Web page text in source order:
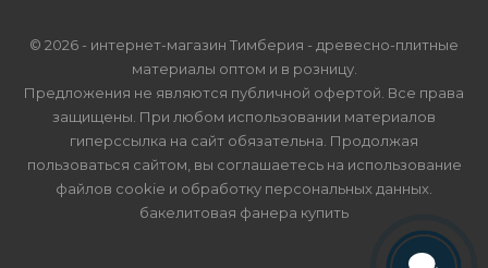
© 2026 - интернет-магазин Тимберия - древесно-плитные
материалы оптом и в розницу.
Предложения не являются публичной офертой. Все права
защищены. При любом использовании материалов
гиперссылка на сайт обязательна. Продолжая
пользоваться сайтом, вы соглашаетесь на использование
файлов cookie и обработку персональных данных
бакелитовая фанера купить